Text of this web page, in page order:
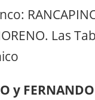
Las
y